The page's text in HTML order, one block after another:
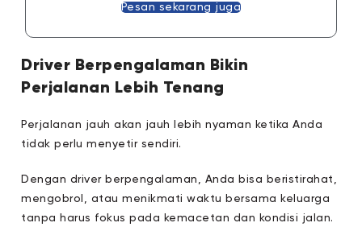
Pesan sekarang juga
Driver Berpengalaman Bikin
Perjalanan Lebih Tenang
Perjalanan jauh akan jauh lebih nyaman ketika Anda
tidak perlu menyetir sendiri.
Dengan driver berpengalaman, Anda bisa beristirahat,
mengobrol, atau menikmati waktu bersama keluarga
tanpa harus fokus pada kemacetan dan kondisi jalan.